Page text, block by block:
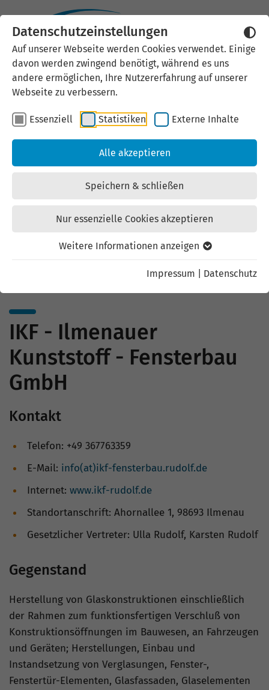
Datenschutzeinstellungen
Auf unserer Webseite werden Cookies verwendet. Einige
davon werden zwingend benötigt, während es uns
andere ermöglichen, Ihre Nutzererfahrung auf unserer
Webseite zu verbessern.
Essenziell Statistiken Externe Inhalte
Alle akzeptieren
Speichern & schließen
Nur essenzielle Cookies akzeptieren
Weitere Informationen anzeigen
Impressum Datenschutz
Externen Inhalt laden
Wir verwenden auf unserer
Website externe Inhalte, um Ihnen
zusätzliche Informationen
anzubieten. Einige externe Inhalte
(z.B. Google Maps, Youtube)
können persönliche Daten (z.B. IP-
Mit der Bestätigung erklären Sie
IKF - Ilmenauer
Kunststoff - Fensterbau
GmbH
Kontakt
Telefon: +49 367763359
E-Mail: info(at)ikf-fensterbau.rudolf.de
Internet: www.ikf-rudolf.de
Standortanschrift: Ahornallee 1, 98693 Ilmenau
Gesetzlicher Vertreter: Ulla Rudolf, Karsten Rudolf
Gegenstand
Herstellung von Glaskonstruktionen einschließlich
der Rahmen zum funktionsfertigen Verschluß von
Konstruktionsöffnungen im Bauwesen, an Fahrzeugen
und Geräten; Herstellungen, Einbau und
Instandsetzung von Verglasungen, Fenster-,
Fenstertür-Elementen, Glasfassaden, Glaselementen